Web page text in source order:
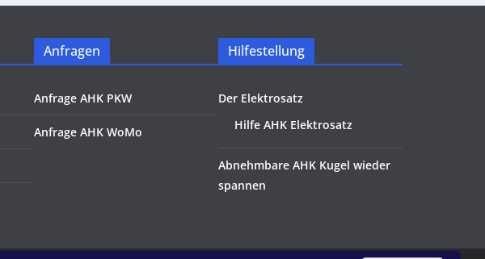
Anfragen
Anfrage AHK PKW
Anfrage AHK WoMo
Hilfestellung
Der Elektrosatz
Hilfe AHK Elektrosatz
Abnehmbare AHK Kugel wieder
spannen